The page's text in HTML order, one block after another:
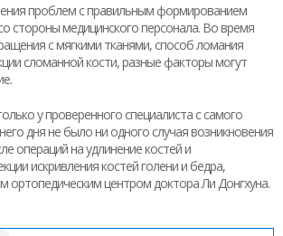
проблем с правильным формированием
стороны медицинского персонала. Во время
с мягкими тканями, способ ломания
сломанной кости, разные факторы могут
у проверенного специалиста с самого
дня не было ни одного случая возникновения
операций на удлинение костей и
искривления костей голени и бедра,
ортопедическим центром доктора Ли Донгхуна.